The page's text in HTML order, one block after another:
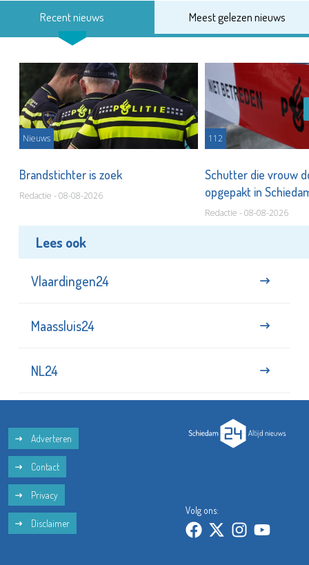
Recent nieuws Meest gelezen nieuws
Nieuws
Brandstichter is zoek
Redactie - 08-08-2026
112
Schutter die vrouw
opgepakt in
Redactie - 08-08-2026
Lees ook
Vlaardingen24
Maassluis24
NL24
Adverteren
Contact
Privacy
Disclaimer
Volg ons: